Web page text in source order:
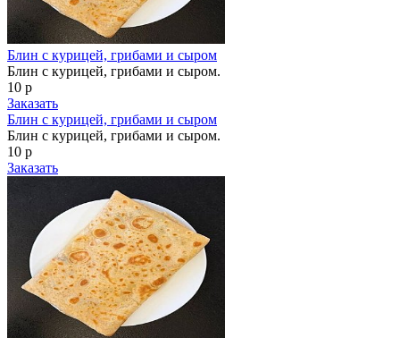
Блин с курицей, грибами и сыром
Блин с курицей, грибами и сыром.
10 р
Заказать
Блин с курицей, грибами и сыром
Блин с курицей, грибами и сыром.
10 р
Заказать